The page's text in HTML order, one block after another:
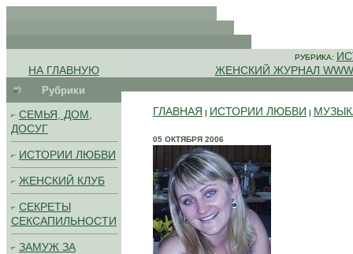
НА ГЛАВНУЮ
Рубрики
СЕМЬЯ, ДОМ,
ДОСУГ
ИСТОРИИ ЛЮБВИ
ЖЕНСКИЙ КЛУБ
СЕКРЕТЫ
СЕКСАПИЛЬНОСТИ
ЗАМУЖ ЗА
РУБРИКА:
ЖЕНСКИЙ ЖУРНАЛ
ГЛАВНАЯ | ИСТОРИИ ЛЮБВИ |
05 ОКТЯБРЯ 2006